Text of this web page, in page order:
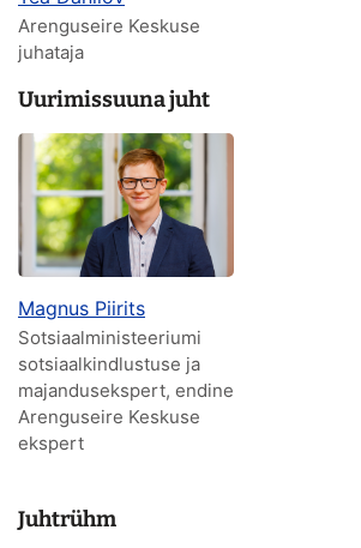
Arenguseire Keskuse
juhataja
Uurimissuuna juht
Magnus Piirits
Sotsiaalministeeriumi
sotsiaalkindlustuse ja
majandusekspert, endine
Arenguseire Keskuse
ekspert
Juhtrühm